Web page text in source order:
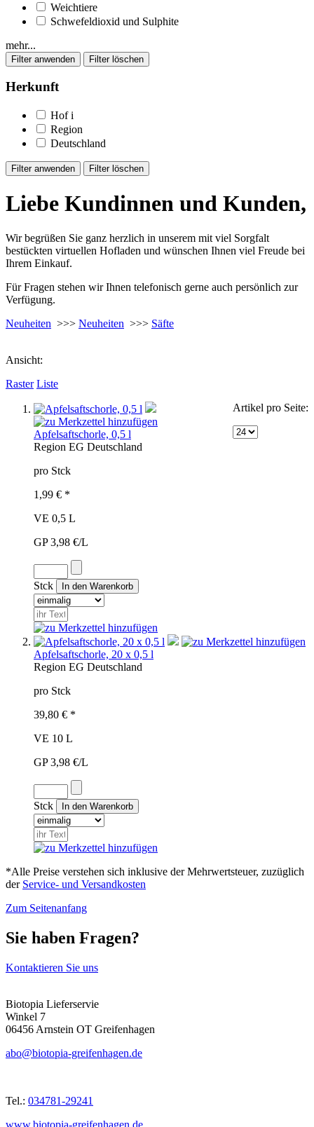
Weichtiere
Schwefeldioxid und Sulphite
mehr...
Herkunft
Hof i
Region
Deutschland
Liebe Kundinnen und Kunden,
Wir begrüßen Sie ganz herzlich in unserem mit viel Sorgfalt
bestückten virtuellen Hofladen und wünschen Ihnen viel Freude bei
Ihrem Einkauf.
Für Fragen stehen wir Ihnen telefonisch gerne auch persönlich zur
Verfügung.
Neuheiten >>> Neuheiten >>> Säfte
Ansicht:
Raster Liste
Artikel pro Seite:
Apfelsaftschorle, 0,5 l
Region EG Deutschland
pro Stck
1,99 € *
VE 0,5 L
GP 3,98 €/L
Stck
Apfelsaftschorle, 20 x 0,5 l
Region EG Deutschland
pro Stck
39,80 € *
VE 10 L
GP 3,98 €/L
Stck
*Alle Preise verstehen sich inklusive der Mehrwertsteuer, zuzüglich
der Service- und Versandkosten
Zum Seitenanfang
Sie haben Fragen?
Kontaktieren Sie uns
Biotopia Lieferservie
Winkel 7
06456 Arnstein OT Greifenhagen
abo@biotopia-greifenhagen.de
Tel.: 034781-29241
www.biotopia-greifenhagen.de